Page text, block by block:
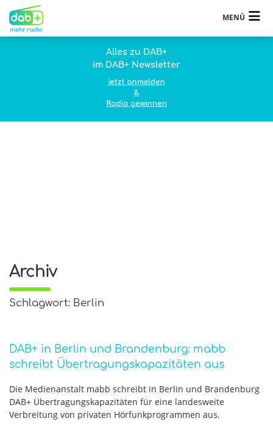
MENÜ
Alles zu DAB+
im DAB+ Newsletter
jetzt anmelden
&
Radio gewinnen
Archiv
Schlagwort: Berlin
DAB+ in Berlin und Brandenburg: mabb
schreibt Übertragungskapazitäten aus
Die Medienanstalt mabb schreibt in Berlin und Brandenburg
DAB+ Übertragungskapazitäten für eine landesweite
Verbreitung von privaten Hörfunkprogrammen aus.